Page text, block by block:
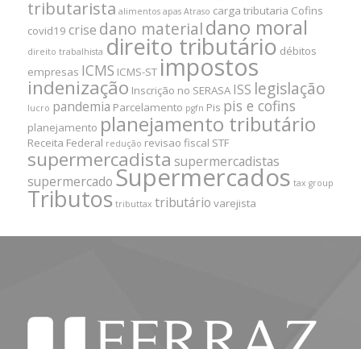
tributarista alimentos apas Atraso carga tributaria Cofins
covid19 crise dano materialdano moral
direito trabalhista direito tributário débitos
empresas ICMS ICMS-ST impostos
indenização Inscrição no SERASA ISS legislação
lucro pandemia Parcelamento pgfn Pis pis e cofins
planejamento planejamento tributário
Receita Federal redução revisao fiscal STF
supermercadista supermercadistas
supermercado Supermercados tax group
Tributos tributtax tributário varejista